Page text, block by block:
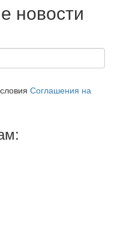
новости
Соглашения на